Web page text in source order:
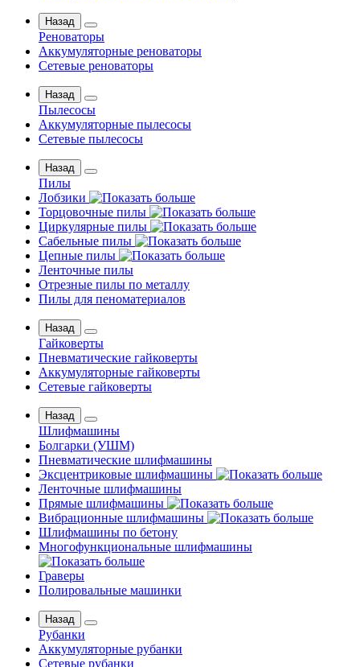
Назад
Реноваторы
Аккумуляторные реноваторы
Сетевые реноваторы
Назад
Пылесосы
Аккумуляторные пылесосы
Сетевые пылесосы
Назад
Пилы
Лобзики
Торцовочные пилы
Циркулярные пилы
Сабельные пилы
Цепные пилы
Ленточные пилы
Отрезные пилы по металлу
Пилы для пеноматериалов
Назад
Гайковерты
Пневматические гайковерты
Аккумуляторные гайковерты
Сетевые гайковерты
Назад
Шлифмашины
Бoлгаpки (УШM)
Пневматические шлифмашины
Эксцентриковые шлифмашины
Ленточные шлифмашины
Прямые шлифмашины
Вибрационные шлифмашины
Шлифмашины по бетону
Многофункциональные шлифмашины
Граверы
Полировальные машинки
Назад
Рубанки
Аккумуляторные рубанки
Сетевые рубанки